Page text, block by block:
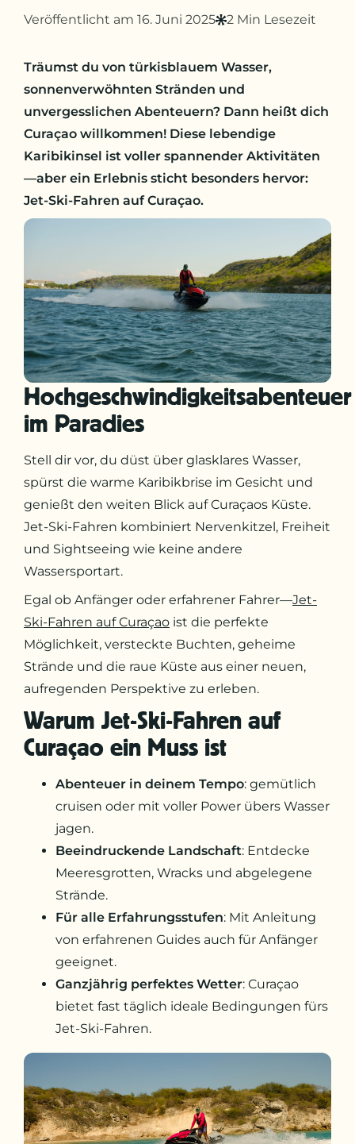
Veröffentlicht am 16. Juni 2025 2 Min Lesezeit
Träumst du von türkisblauem Wasser,
sonnenverwöhnten Stränden und
unvergesslichen Abenteuern? Dann heißt dich
Curaçao willkommen! Diese lebendige
Karibikinsel ist voller spannender Aktivitäten
—aber ein Erlebnis sticht besonders hervor:
Jet-Ski-Fahren auf Curaçao.
Hochgeschwindigkeitsabenteuer
im Paradies
Stell dir vor, du düst über glasklares Wasser,
spürst die warme Karibikbrise im Gesicht und
genießt den weiten Blick auf Curaçaos Küste.
Jet-Ski-Fahren kombiniert Nervenkitzel, Freiheit
und Sightseeing wie keine andere
Wassersportart.
Egal ob Anfänger oder erfahrener Fahrer—Jet-
Ski-Fahren auf Curaçao ist die perfekte
Möglichkeit, versteckte Buchten, geheime
Strände und die raue Küste aus einer neuen,
aufregenden Perspektive zu erleben.
Warum Jet-Ski-Fahren auf
Curaçao ein Muss ist
Abenteuer in deinem Tempo: gemütlich
cruisen oder mit voller Power übers Wasser
jagen.
Beeindruckende Landschaft: Entdecke
Meeresgrotten, Wracks und abgelegene
Strände.
Für alle Erfahrungsstufen: Mit Anleitung
von erfahrenen Guides auch für Anfänger
geeignet.
Ganzjährig perfektes Wetter: Curaçao
bietet fast täglich ideale Bedingungen fürs
Jet-Ski-Fahren.